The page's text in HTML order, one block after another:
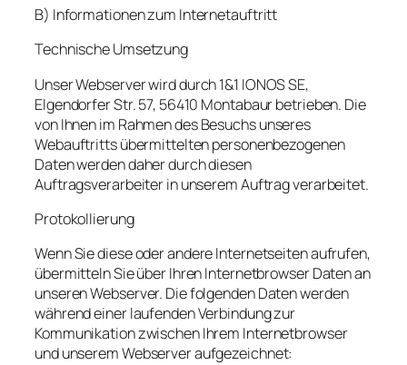
B) Informationen zum Internetauftritt
Technische Umsetzung
Unser Webserver wird durch 1&1 IONOS SE,
Elgendorfer Str. 57, 56410 Montabaur betrieben. Die
von Ihnen im Rahmen des Besuchs unseres
Webauftritts übermittelten personenbezogenen
Daten werden daher durch diesen
Auftragsverarbeiter in unserem Auftrag verarbeitet.
Protokollierung
Wenn Sie diese oder andere Internetseiten aufrufen,
übermitteln Sie über Ihren Internetbrowser Daten an
unseren Webserver. Die folgenden Daten werden
während einer laufenden Verbindung zur
Kommunikation zwischen Ihrem Internetbrowser
und unserem Webserver aufgezeichnet: